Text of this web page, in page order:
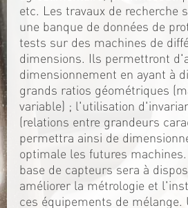
etc. Les travaux de recherche
une banque de données de
tests sur des machines de
dimensions. Ils permettront
dimensionnement en ayant à
grands ratios géométriques
variable) ; l'utilisation
(relations entre grandeurs
permettra ainsi de
optimale les futures
base de capteurs sera à
améliorer la métrologie et
ces équipements de mélange.